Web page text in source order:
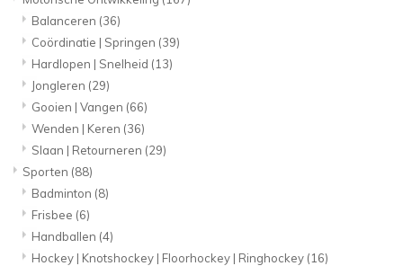
Balanceren (36)
Coördinatie | Springen (39)
Hardlopen | Snelheid (13)
Jongleren (29)
Gooien | Vangen (66)
Wenden | Keren (36)
Slaan | Retourneren (29)
Sporten (88)
Badminton (8)
Frisbee (6)
Handballen (4)
Hockey | Knotshockey | Floorhockey | Ringhockey (16)